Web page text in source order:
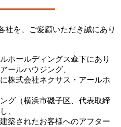
社を、ご愛顧いただき誠にあり
ホールディングス傘下にあり
ールハウジング、
株式会社ネクサス・アールホ
グ（横浜市磯子区、代表取締
、
築されたお客様へのアフター